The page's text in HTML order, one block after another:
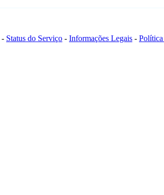
- Status do Serviço - Informações Legais - Política